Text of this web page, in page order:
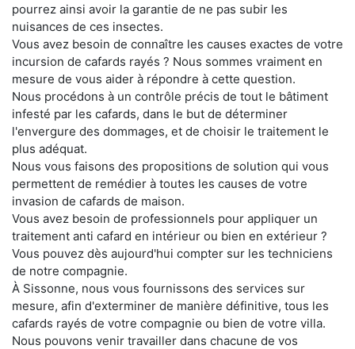
pourrez ainsi avoir la garantie de ne pas subir les
nuisances de ces insectes.
Vous avez besoin de connaître les causes exactes de votre
incursion de cafards rayés ? Nous sommes vraiment en
mesure de vous aider à répondre à cette question.
Nous procédons à un contrôle précis de tout le bâtiment
infesté par les cafards, dans le but de déterminer
l'envergure des dommages, et de choisir le traitement le
plus adéquat.
Nous vous faisons des propositions de solution qui vous
permettent de remédier à toutes les causes de votre
invasion de cafards de maison.
Vous avez besoin de professionnels pour appliquer un
traitement anti cafard en intérieur ou bien en extérieur ?
Vous pouvez dès aujourd'hui compter sur les techniciens
de notre compagnie.
À Sissonne, nous vous fournissons des services sur
mesure, afin d'exterminer de manière définitive, tous les
cafards rayés de votre compagnie ou bien de votre villa.
Nous pouvons venir travailler dans chacune de vos